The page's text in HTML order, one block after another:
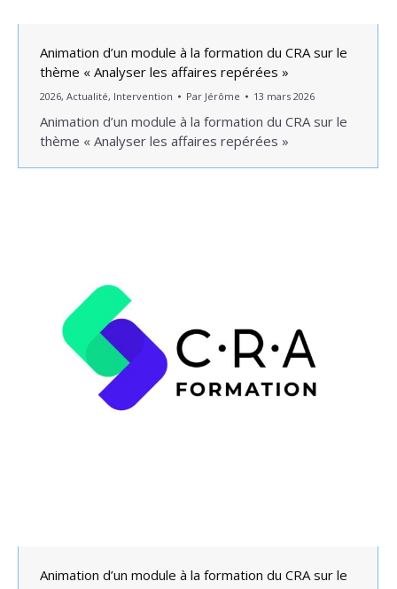
Animation d’un module à la formation du CRA sur le
thème « Analyser les affaires repérées »
2026, Actualité, Intervention Par Jérôme 13 mars 2026
Animation d’un module à la formation du CRA sur le
thème « Analyser les affaires repérées »
Animation d’un module à la formation du CRA sur le